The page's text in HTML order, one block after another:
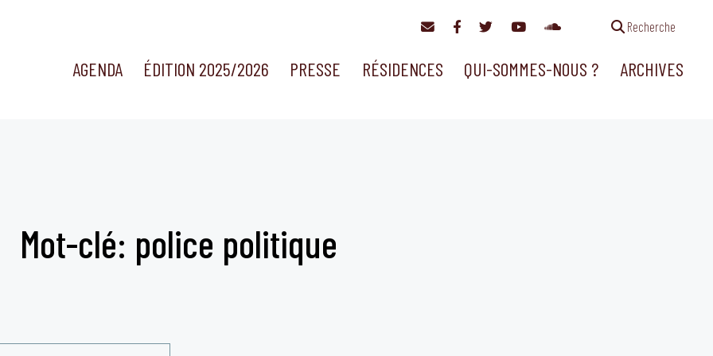
Recherche
AGENDA ÉDITION 2025/2026 PRESSE RÉSIDENCES QUI-SOMMES-NOUS ? ARCHIVES
Mot-clé: police politique